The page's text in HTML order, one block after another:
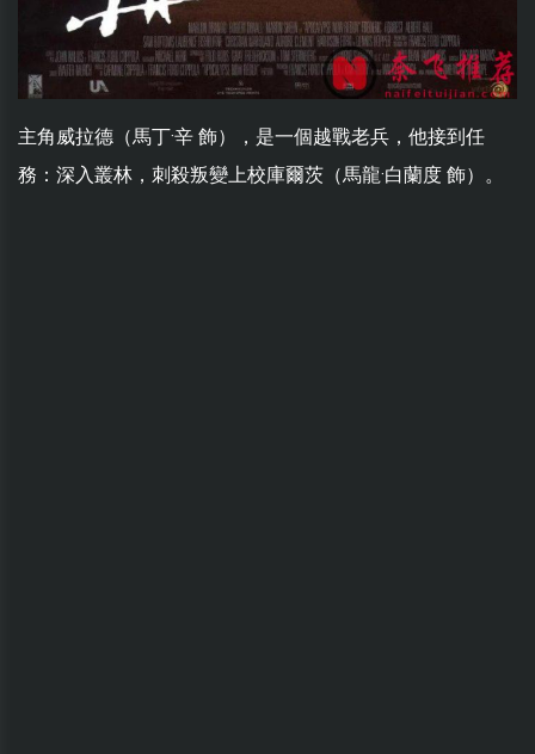
主角威拉德（馬丁·辛 飾），是一個越戰老兵，他接到任
務：深入叢林，刺殺叛變上校庫爾茨（馬龍·白蘭度 飾）。